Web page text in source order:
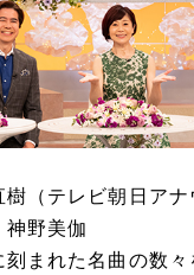
樹（テレビ朝日ア
野美伽
刻まれた名曲の数